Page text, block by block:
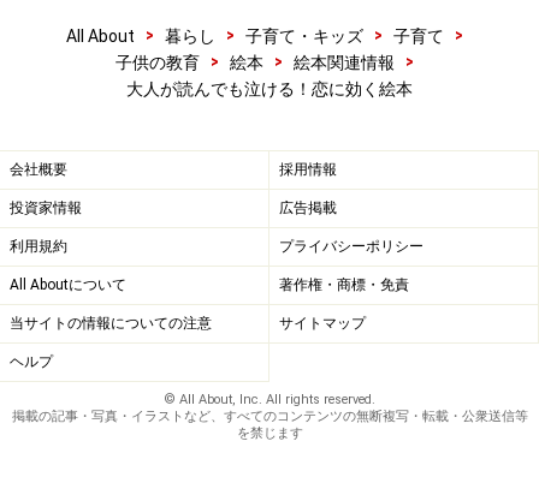
All About > 暮らし > 子育て・キッズ > 子育て
>
子供の教育
> 絵本 > 絵本関連情報
>
大人が読んでも泣ける！恋に効く絵本
会社概要 採用情報
投資家情報 広告掲載
利用規約 プライバシーポリシー
All Aboutについて 著作権・商標・免責
当サイトの情報についての注意 サイトマップ
ヘルプ
© All About, Inc. All rights reserved.
掲載の記事・写真・イラストなど、すべてのコンテンツの無断複写・転載・公衆送信等
を禁じます